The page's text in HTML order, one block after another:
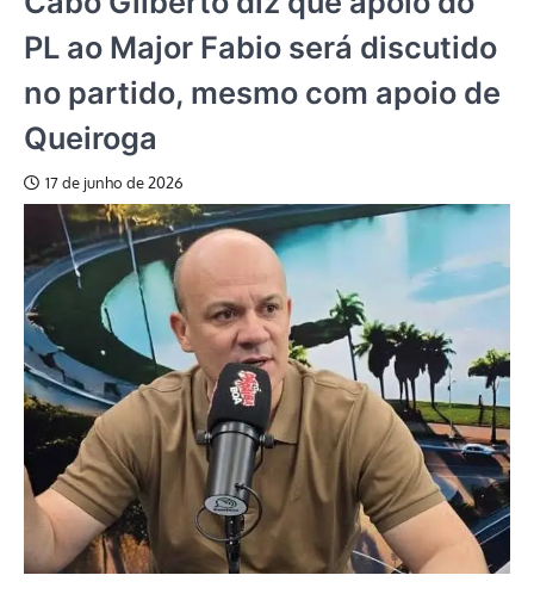
PL ao Major Fabio será discutido
no partido, mesmo com apoio de
Queiroga
17 de junho de 2026